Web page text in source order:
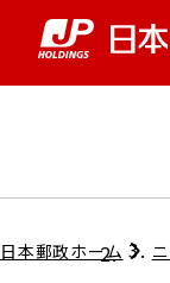
グルー
株主・
ニュー
サステ
採用情
日本郵政ホーム